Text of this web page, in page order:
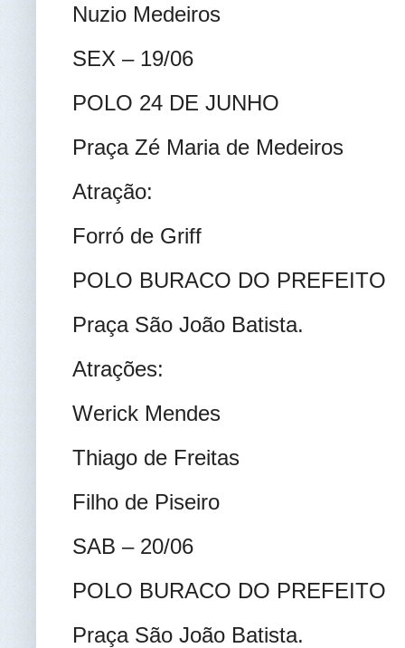
Nuzio Medeiros
SEX – 19/06
POLO 24 DE JUNHO
Praça Zé Maria de Medeiros
Atração:
Forró de Griff
POLO BURACO DO PREFEITO
Praça São João Batista.
Atrações:
Werick Mendes
Thiago de Freitas
Filho de Piseiro
SAB – 20/06
POLO BURACO DO PREFEITO
Praça São João Batista.